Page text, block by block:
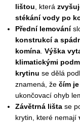
lištou , která
stékání vody po
Přední lemování
konstrukcí a
komína .Výška
klimatickými
krytinu se dělá
znamená, žečím
ukončovací ohyb
Závětrná lišta se
krytin, které nemají